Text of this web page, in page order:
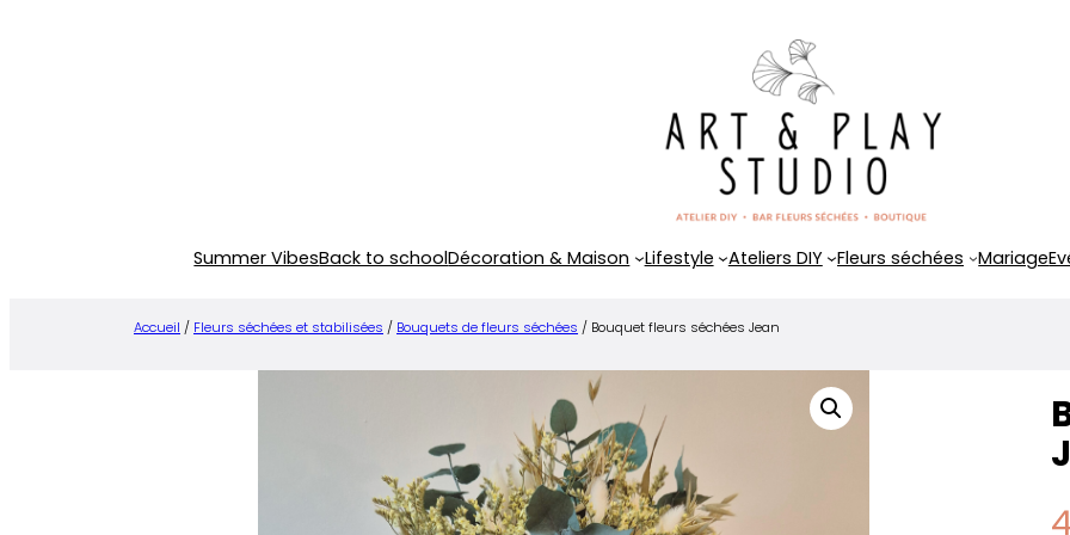
Summer VibesBack to schoolDécoration & Maison Lifestyle Ateliers DIY Fleurs séchées Mariage
Accueil / Fleurs séchées et stabilisées / Bouquets de fleurs séchées / Bouquet fleurs séchées Jean